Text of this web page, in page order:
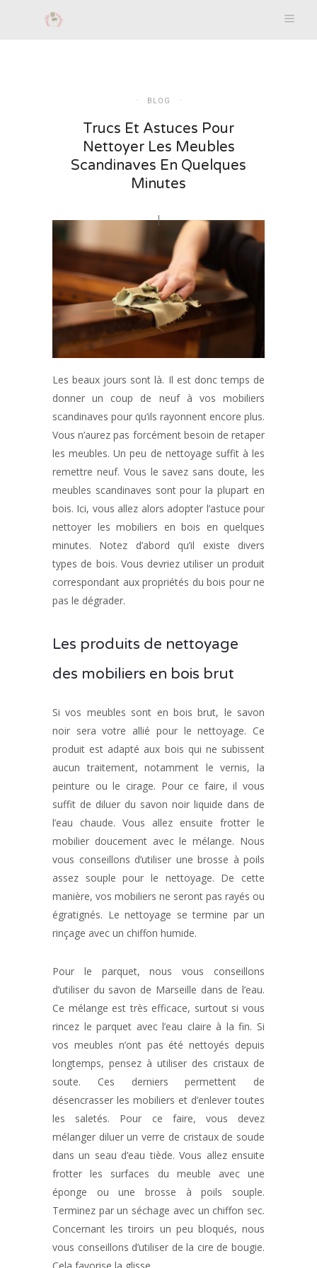
BLOG
Trucs Et Astuces Pour
Nettoyer Les Meubles
Scandinaves En Quelques
Minutes
Les beaux jours sont là. Il est donc temps de
donner un coup de neuf à vos mobiliers
scandinaves pour qu’ils rayonnent encore plus.
Vous n’aurez pas forcément besoin de retaper
les meubles. Un peu de nettoyage suffit à les
remettre neuf. Vous le savez sans doute, les
meubles scandinaves sont pour la plupart en
bois. Ici, vous allez alors adopter l’astuce pour
nettoyer les mobiliers en bois en quelques
minutes. Notez d’abord qu’il existe divers
types de bois. Vous devriez utiliser un produit
correspondant aux propriétés du bois pour ne
pas le dégrader.
Les produits de nettoyage
des mobiliers en bois brut
Si vos meubles sont en bois brut, le savon
noir sera votre allié pour le nettoyage. Ce
produit est adapté aux bois qui ne subissent
aucun traitement, notamment le vernis, la
peinture ou le cirage. Pour ce faire, il vous
suffit de diluer du savon noir liquide dans de
l’eau chaude. Vous allez ensuite frotter le
mobilier doucement avec le mélange. Nous
vous conseillons d’utiliser une brosse à poils
assez souple pour le nettoyage. De cette
manière, vos mobiliers ne seront pas rayés ou
égratignés. Le nettoyage se termine par un
rinçage avec un chiffon humide.
Pour le parquet, nous vous conseillons
d’utiliser du savon de Marseille dans de l’eau.
Ce mélange est très efficace, surtout si vous
rincez le parquet avec l’eau claire à la fin. Si
vos meubles n’ont pas été nettoyés depuis
longtemps, pensez à utiliser des cristaux de
soute. Ces derniers permettent de
désencrasser les mobiliers et d’enlever toutes
les saletés. Pour ce faire, vous devez
mélanger diluer un verre de cristaux de soude
dans un seau d’eau tiède. Vous allez ensuite
frotter les surfaces du meuble avec une
éponge ou une brosse à poils souple.
Terminez par un séchage avec un chiffon sec.
Concernant les tiroirs un peu bloqués, nous
vous conseillons d’utiliser de la cire de bougie.